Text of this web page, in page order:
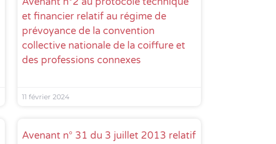
et financier relatif au régime de
prévoyance de la convention
collective nationale de la coiffure et
des professions connexes
11 février 2024
Avenant n° 31 du 3 juillet 2013 relatif